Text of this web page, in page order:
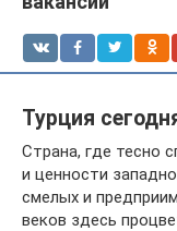
Турция
Страна, где тесно
и ценности
смелых и
веков здесь